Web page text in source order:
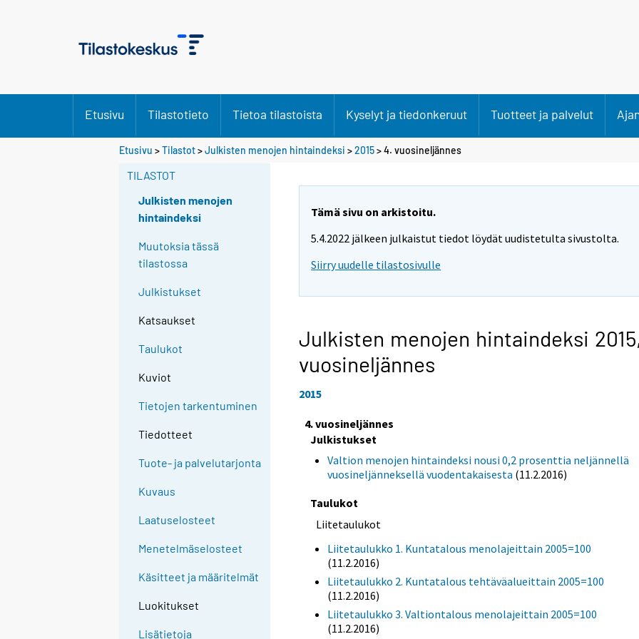
Etusivu Tilastotieto Tietoa tilastoista Kyselyt ja tiedonkeruut Tuotteet ja palvelut
Etusivu >Tilastot>Julkisten menojen hintaindeksi >2015>4. vuosineljännes
TILASTOT
Julkisten menojen
hintaindeksi
Muutoksia tässä
tilastossa
Julkistukset
Katsaukset
Taulukot
Kuviot
Tietojen tarkentuminen
Tiedotteet
Tuote- ja palvelutarjonta
Kuvaus
Laatuselosteet
Menetelmäselosteet
Käsitteet ja määritelmät
Luokitukset
Lisätietoja
Tämä sivu on arkistoitu.
5.4.2022 jälkeen julkaistut tiedot löydät uudistetulta sivustolta.
Siirry uudelle tilastosivulle
Julkisten menojen hintaindeksi
vuosineljännes
2015
4. vuosineljännes
Julkistukset
Valtion menojen hintaindeksi nousi 0,2 prosenttia neljännellä
vuosineljänneksellä vuodentakaisesta (11.2.2016)
Taulukot
Liitetaulukot
Liitetaulukko 1. Kuntatalous menolajeittain 2005=100
(11.2.2016)
Liitetaulukko 2. Kuntatalous tehtäväalueittain 2005=100
(11.2.2016)
Liitetaulukko 3. Valtiontalous menolajeittain 2005=100
(11.2.2016)